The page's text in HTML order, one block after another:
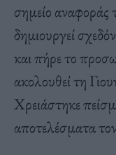
σημείο αναφοράς
δημιουργεί
και πήρε το
ακολουθεί τη
Χρειάστηκε
αποτελέσματα